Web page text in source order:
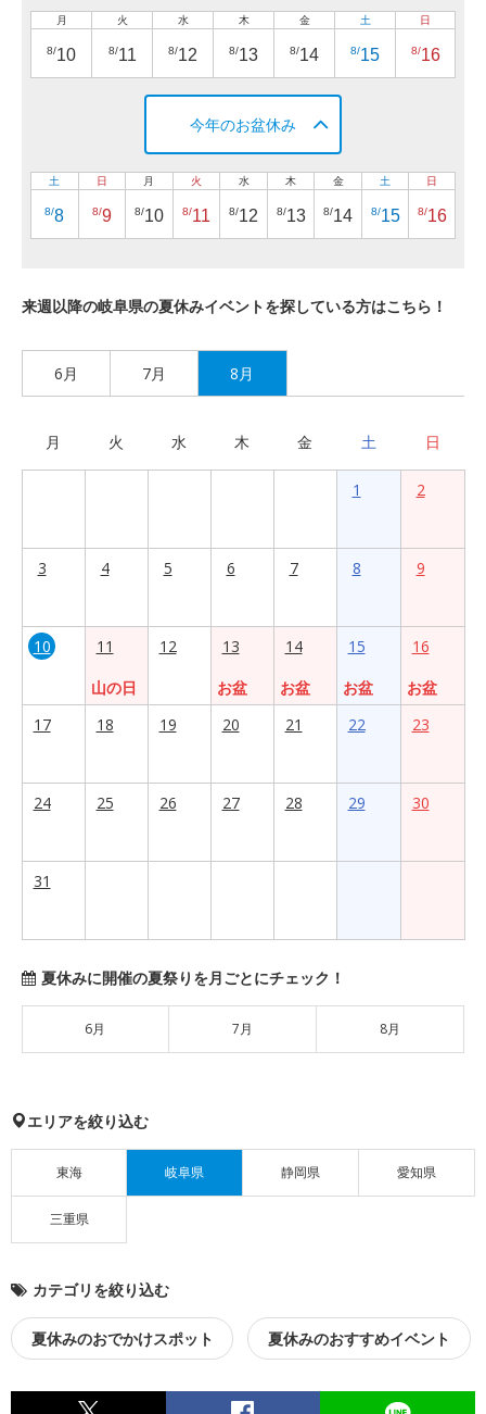
月
8/10
火
8/11
水
8/12
木
8/13
金
8/14
土
8/15
日
8/16
今年のお盆休み
土
8/8
日
8/9
月
8/10
火
8/11
水
8/12
木
8/13
金
8/14
土
8/15
日
8/16
来週以降の岐阜県の夏休みイベントを探している方はこちら！
6月 7月 8月
月 火 水 木 金 土 日
1 2
3 4 5 6 7 8 9
10
11
山の日
12
13
お盆
14
お盆
15
お盆
16
お盆
17
18 19 20 21 22 23
24 25 26 27 28 29 30
31
夏休みに開催の夏祭りを月ごとにチェック！
6月 7月 8月
エリアを絞り込む
東海 岐阜県 静岡県 愛知県
三重県
カテゴリを絞り込む
夏休みのおでかけスポット 夏休みのおすすめイベント